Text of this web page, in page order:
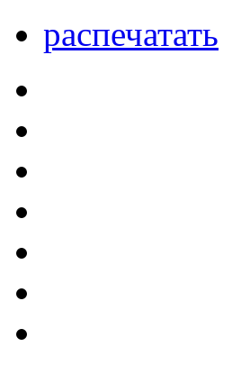
распечатать